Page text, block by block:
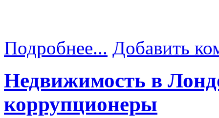
Подробнее... Добавить
Недвижимость в
коррупционеры